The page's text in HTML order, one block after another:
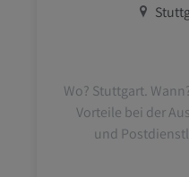
Wo? Stuttgart.
Vorteile bei der
und